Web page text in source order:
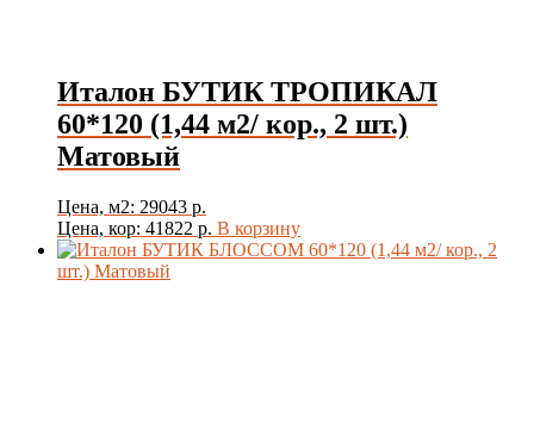
Италон БУТИК ТРОПИКАЛ
60*120 (1,44 м2/ кор., 2 шт.)
Матовый
Цена, м2: 29043 р.
Цена, кор: 41822 р. В корзину